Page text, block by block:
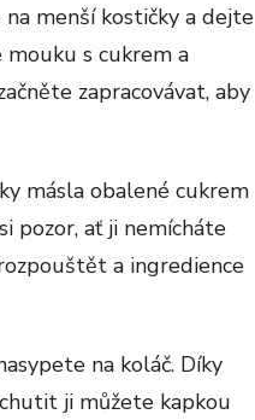
menší kostičky a dejte
s cukrem a
zapracovávat, aby
másla obalené cukrem
pozor, ať ji nemícháte
a ingredience
na koláč. Díky
ji můžete kapkou